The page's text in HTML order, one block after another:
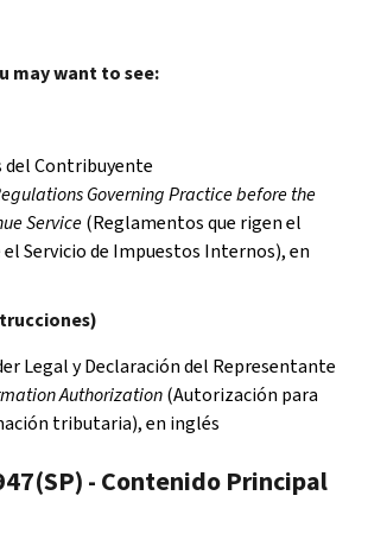
may want to see:
del Contribuyente
Governing Practice before the
Service(Reglamentos que rigen el
Servicio de Impuestos Internos), en
Legal y Declaración del Representante
Authorization(Autorización para
tributaria), en inglés
- Contenido Principal